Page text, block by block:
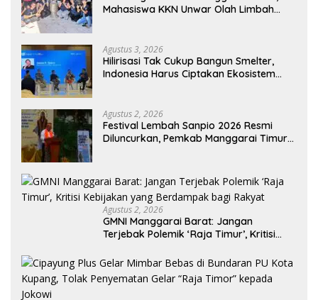
Mahasiswa KKN Unwar Olah Limbah
Agustus 3, 2026
Hilirisasi Tak Cukup Bangun Smelter,
Indonesia Harus Ciptakan Ekosistem
Agustus 2, 2026
Festival Lembah Sanpio 2026 Resmi
Diluncurkan, Pemkab Manggarai Timur
Agustus 2, 2026
GMNI Manggarai Barat: Jangan
Terjebak Polemik ‘Raja Timur’, Kritisi
Rakyat